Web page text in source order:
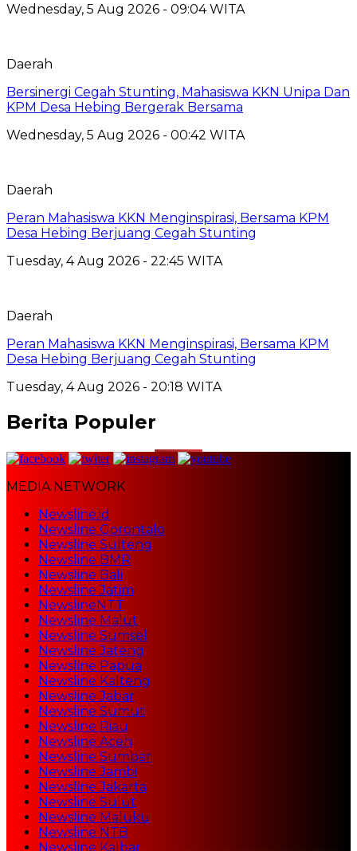
Wednesday, 5 Aug 2026 - 09:04 WITA
Daerah
Bersinergi Cegah Stunting, Mahasiswa KKN Unipa Dan
KPM Desa Hebing Bergerak Bersama
Wednesday, 5 Aug 2026 - 00:42 WITA
Daerah
Peran Mahasiswa KKN Menginspirasi, Bersama KPM
Desa Hebing Berjuang Cegah Stunting
Tuesday, 4 Aug 2026 - 22:45 WITA
Daerah
Peran Mahasiswa KKN Menginspirasi, Bersama KPM
Desa Hebing Berjuang Cegah Stunting
Tuesday, 4 Aug 2026 - 20:18 WITA
Berita Populer
MEDIA NETWORK
Newsline.id
Newsline Gorontalo
Newsline Sulteng
Newsline BMR
Newsline Bali
Newsline Jatim
NewslineNTT
Newsline Malut
Newsline Sumsel
Newsline Jateng
Newsline Papua
Newsline Kalteng
Newsline Jabar
Newsline Sumut
Newsline Riau
Newsline Aceh
Newsline Sumbar
Newsline Jambi
Newsline Jakarta
Newsline Sulut
Newsline Maluku
Newsline NTB
Newsline Kalbar